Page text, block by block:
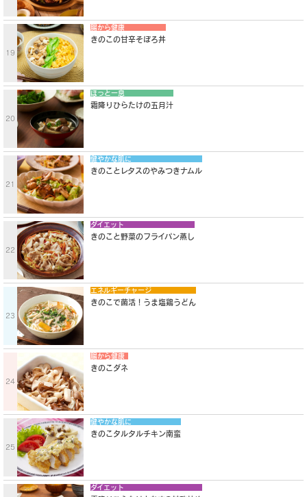
19
腸から健康
きのこの甘辛そぼろ丼
20
ほっと一息
霜降りひらたけの五月汁
21
健やかな肌に
きのことレタスのやみつきナムル
22
ダイエット
きのこと野菜のフライパン蒸し
23
エネルギーチャージ
きのこで菌活！うま塩鶏うどん
24
腸から健康
きのこダネ
25
健やかな肌に
きのこタルタルチキン南蛮
ダイエット